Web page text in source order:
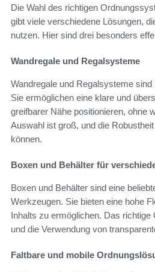
Die Wahl des richtigen
gibt viele verschiedene Lösungen,
nutzen. Hier sind drei besonders
Wandregale und Regalsysteme
Wandregale und Regalsysteme
Sie ermöglichen eine klare und
greifbarer Nähe positionieren, ohne
Auswahl ist groß, und die
können.
Boxen und Behälter für
Boxen und Behälter sind eine
Werkzeugen. Sie bieten eine hohe
Inhalts zu ermöglichen. Das
und die Verwendung von
Faltbare und mobile